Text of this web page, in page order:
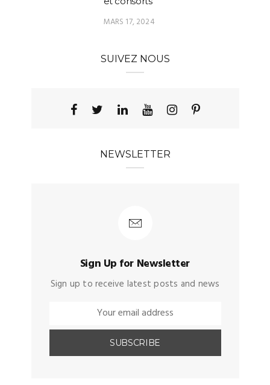
MARS 17, 2024
SUIVEZ NOUS
NEWSLETTER
Sign Up for Newsletter
Sign up to receive latest posts and news